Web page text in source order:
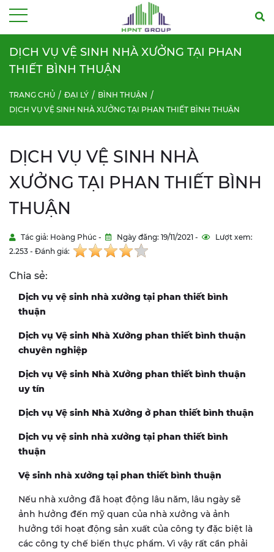
DỊCH VỤ VỆ SINH NHÀ XƯỞNG TẠI PHAN
THIẾT BÌNH THUẬN
TRANG CHỦ ĐẠI LÝ
BÌNH THUẬN
DỊCH VỤ VỆ SINH NHÀ XƯỞNG TẠI PHAN THIẾT BÌNH THUẬN
DỊCH VỤ VỆ SINH NHÀ
XƯỞNG TẠI PHAN THIẾT BÌNH
THUẬN
Tác giả: Hoàng Phúc - Ngày đăng: 19/11/2021 -
Lượt xem:
2.253 - Đánh giá:
Chia sẻ:
Dịch vụ vệ sinh nhà xưởng tại phan thiết bình
thuận
Dịch vụ Vệ sinh Nhà Xưởng phan thiết bình thuận
chuyên nghiệp
Dịch vụ Vệ sinh Nhà Xưởng phan thiết bình thuận
uy tín
Dịch vụ Vệ sinh Nhà Xưởng ở phan thiết bình thuận
Dịch vụ vệ sinh nhà xưởng tại phan thiết bình
thuận
Vệ sinh nhà xưởng tại phan thiết bình thuận
Nếu nhà xưởng đã hoạt động lâu năm, lâu ngày sẽ
ảnh hưởng đến mỹ quan của nhà xưởng và ảnh
hưởng tới hoạt động sản xuất của công ty đặc biệt là
các công ty chế biến thực phẩm. Vì vậy rất cần phải